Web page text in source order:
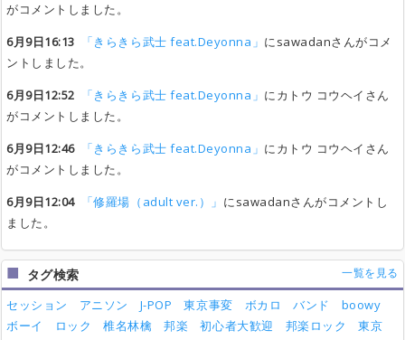
がコメントしました。
6月9日16:13
「きらきら武士 feat.Deyonna」 にsawadanさんがコメ
ントしました。
6月9日12:52
「きらきら武士 feat.Deyonna」 にカトウ コウヘイさん
がコメントしました。
6月9日12:46
「きらきら武士 feat.Deyonna」 にカトウ コウヘイさん
がコメントしました。
6月9日12:04
「修羅場（adult ver.）」 にsawadanさんがコメントし
ました。
タグ検索 一覧を見る
セッション アニソン J-POP 東京事変 ボカロ バンド
boowy
ボーイ
ロック 椎名林檎 邦楽 初心者大歓迎 邦楽ロック
東京